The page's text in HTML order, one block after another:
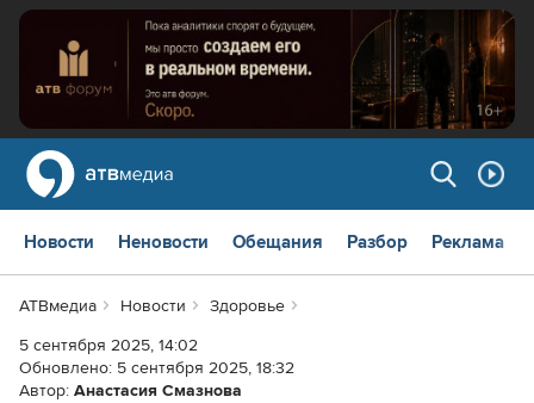
Новости Неновости Обещания Разбор Реклама
АТВмедиа Новости
Здоровье
5 сентября 2025, 14:02
Обновлено: 5 сентября 2025, 18:32
Автор: Анастасия Смазнова